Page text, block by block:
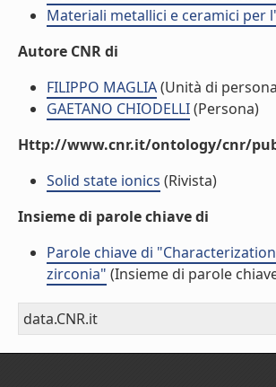
Materiali metallici e ceramici per
Autore CNR di
FILIPPO MAGLIA(Unità di
GAETANO CHIODELLI(Persona)
Http://www.cnr.it/ontology/cnr/
Solid state ionics (Rivista)
Insieme di parole chiave di
Parole chiave di
zirconia" (Insieme di parole
data.CNR.it